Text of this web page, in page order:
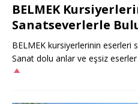
BELMEK
Sanatseverlerle
BELMEK kursiyerlerinin eserleri
Sanat dolu anlar ve eşsiz